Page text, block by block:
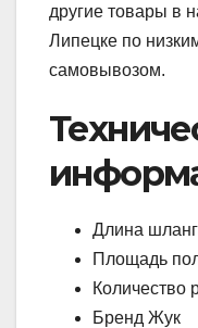
другие товары в
Липецке по
самовывозом.
Длина
Площадь
Количество
Бренд Жук